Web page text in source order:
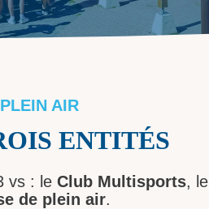
AIR
ENTITÉS
vs : le Club Multisports, le
de plein air.